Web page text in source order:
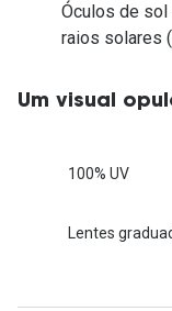
Óculos de sol
raios solares
Um visual
100% UV
Lentes